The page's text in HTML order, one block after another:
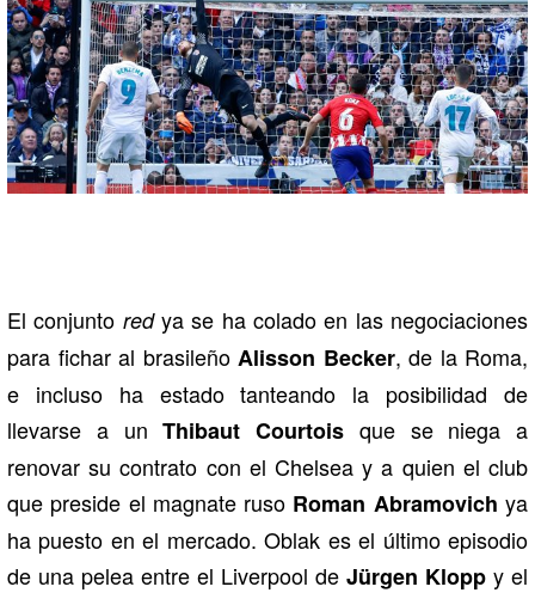
El conjunto redya se ha colado en las negociaciones
para fichar al brasileño Alisson Becker, de la Roma,
e incluso ha estado tanteando la posibilidad de
llevarse a un Thibaut Courtois que se niega a
renovar su contrato con el Chelsea y a quien el club
que preside el magnate ruso Roman Abramovich ya
ha puesto en el mercado. Oblak es el último episodio
de una pelea entre el Liverpool de Jürgen Klopp y el